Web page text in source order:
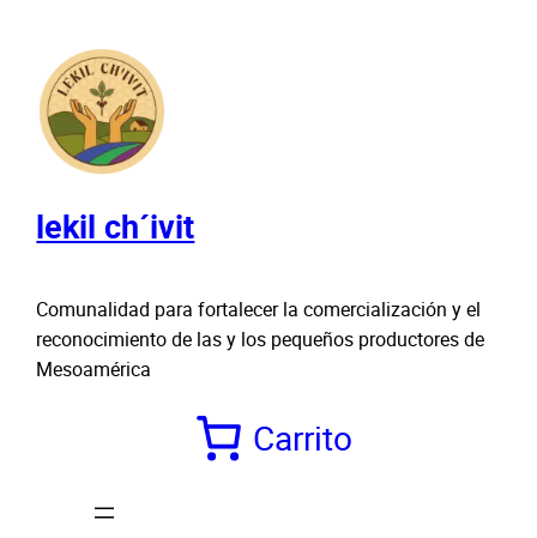
contenido
lekil ch´ivit
Comunalidad para fortalecer la comercialización y el
reconocimiento de las y los pequeños productores de
Mesoamérica
Carrito